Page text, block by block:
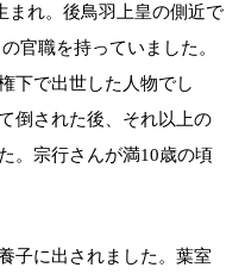
まれ。後鳥羽上皇の側近で
官職を持っていました。
下で出世した人物でし
倒された後、それ以上の
。宗行さんが満10歳の頃
子に出されました。葉室